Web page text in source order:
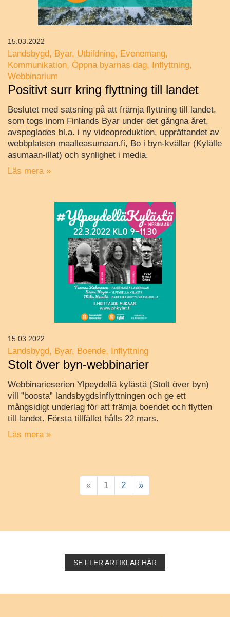
Landsbygd Byar Utbildning Evenemang
Kommunikation Öppna byarnas dag Inflyttning
Webbinarium
Positivt surr kring flyttning till landet
Beslutet med satsning på att främja flyttning till landet,
som togs inom Finlands Byar under det gångna året,
avspeglades bl.a. i ny videoproduktion, upprättandet av
webbplatsen maalleasumaan.fi, Bo i byn-kvällar (Kylälle
asumaan-illat) och synlighet i media.
Läs mera »
15.03.2022
Landsbygd Byar Boende Inflyttning
Stolt över byn-webbinarier
Webbinarieserien Ylpeydellä kylästä (Stolt över byn)
vill ”boosta” landsbygdsinflyttningen och ge ett
mångsidigt underlag för att främja boendet och flytten
till landet. Första tillfället hålls 22 mars.
Läs mera »
15.03.2022
« 1 2 »
SE FLER ARTIKLAR HÄR